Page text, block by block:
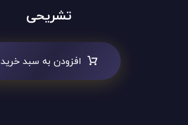
تشریحی
افزودن به سبد خرید